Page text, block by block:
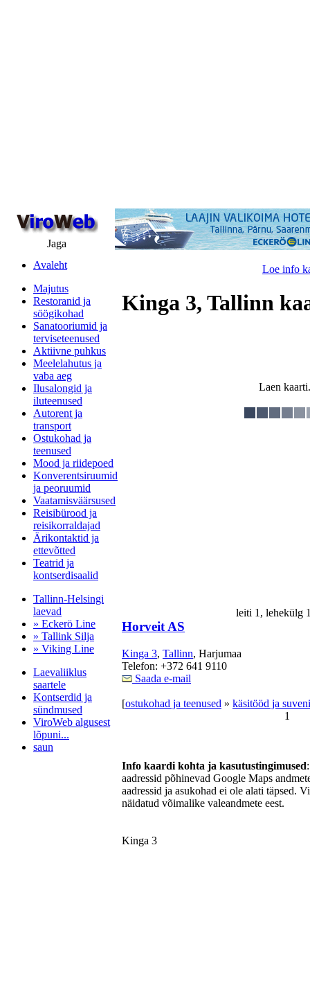
Jaga
Avaleht
Majutus
Restoranid ja
söögikohad
Sanatooriumid ja
terviseteenused
Aktiivne puhkus
Meelelahutus ja
vaba aeg
Ilusalongid ja
iluteenused
Autorent ja
transport
Ostukohad ja
teenused
Mood ja riidepoed
Konverentsiruumid
ja peoruumid
Vaatamisväärsused
Reisibürood ja
reisikorraldajad
Ärikontaktid ja
ettevõtted
Teatrid ja
kontserdisaalid
Tallinn-Helsingi
laevad
» Eckerö Line
» Tallink Silja
» Viking Line
Laevaliiklus
saartele
Kontserdid ja
sündmused
ViroWeb algusest
lõpuni...
saun
Loe info
Kinga 3, Tallinn
Laen
leiti 1,
Horveit AS
Kinga 3, Tallinn, Harjumaa
Telefon: +372 641 9110
Saada e-mail
[ostukohad ja teenused » käsitööd ja
1
Info kaardi kohta ja kasutustingimused
aadressid põhinevad Google Maps
aadressid ja asukohad ei ole alati täpsed.
näidatud võimalike valeandmete eest.
Kinga 3